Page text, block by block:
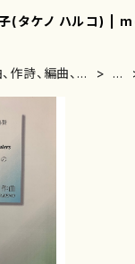
(タケノ ハルコ) |
作詩、編曲、著
た